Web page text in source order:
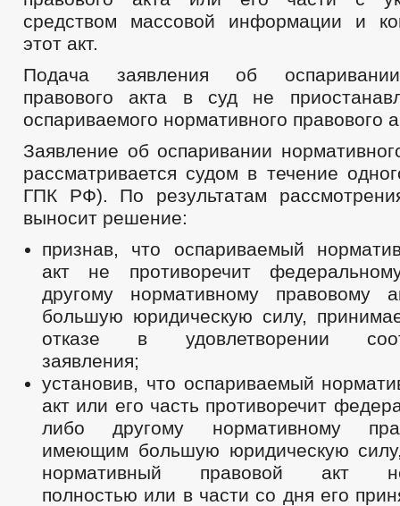
средством массовой информации и
этот акт.
Подача заявления об
правового акта в суд не
оспариваемого нормативного правового
Заявление об оспаривании
рассматривается судом в течение
ГПК РФ). По результатам
выносит решение:
признав, что оспариваемый
акт не противоречит
другому нормативному правовому
большую юридическую силу,
отказе в удовлетворении
заявления;
установив, что оспариваемый
акт или его часть противоречит
либо другому нормативному
имеющим большую юридическую
нормативный правовой акт
полностью или в части со дня его